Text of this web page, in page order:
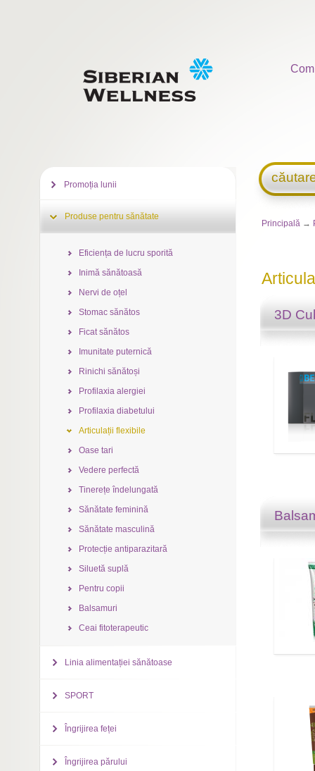
Principală →
3D
Promoția lunii
Produse pentru sănătate
Eficiența de lucru sporită
Inimă sănătoasă
Nervi de oțel
Stomac sănătos
Ficat sănătos
Imunitate puternică
Rinichi sănătoși
Profilaxia alergiei
Profilaxia diabetului
Articulații flexibile
Oase tari
Vedere perfectă
Tinerețe îndelungată
Sănătate feminină
Sănătate masculină
Protecție antiparazitară
Siluetă suplă
Pentru copii
Balsamuri
Ceai fitoterapeutic
Linia alimentației sănătoase
SPORT
Îngrijirea feței
Îngrijirea părului